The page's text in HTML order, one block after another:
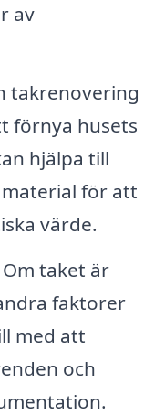
av
takrenovering
förnya husets
hjälpa till
för att
värde.
Om taket är
faktorer
med att
och